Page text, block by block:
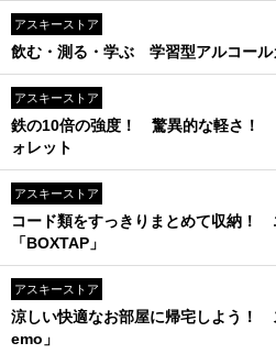
アスキーストア
飲む・測る・学ぶ 学習型アルコール
アスキーストア
鉄の10倍の強度！ 驚異的な軽さ！
ォレット
アスキーストア
コード類をすっきりまとめて収納！
「BOXTAP」
アスキーストア
涼しい快適なお部屋に帰宅しよう！
emo」